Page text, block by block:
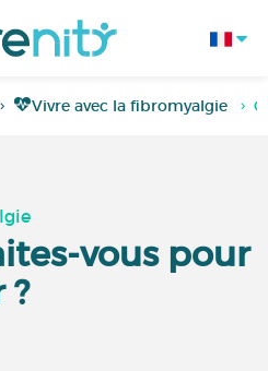
Vivre avec la fibromyalgie
vous pour
?